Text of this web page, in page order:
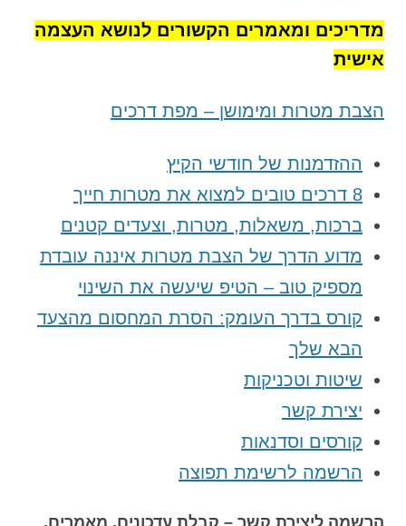
מדריכים ומאמרים הקשורים לנושא העצמה
אישית
הצבת מטרות ומימושן – מפת דרכים
ההזדמנות של חודשי הקיץ
8 דרכים טובים למצוא את מטרות חייך
ברכות, משאלות, מטרות, וצעדים קטנים
מדוע הדרך של הצבת מטרות איננה עובדת
מספיק טוב – הטיפ שיעשה את השינוי
קורס בדרך העומק: הסרת המחסום מהצעד
הבא שלך
שיטות וטכניקות
יצירת קשר
קורסים וסדנאות
הרשמה לרשימת תפוצה
הרשמה ליצירת קשר – קבלת עדכונים, מאמרים,